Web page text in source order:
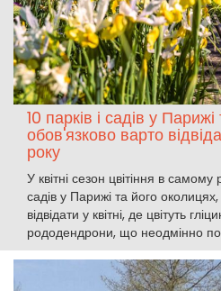
10 парків і садів у
обов'язково варто
року
У квітні сезон цвітіння в самому
садів у Парижі та його
відвідати у квітні, де цвітуть
рододендрони, що неодмінно